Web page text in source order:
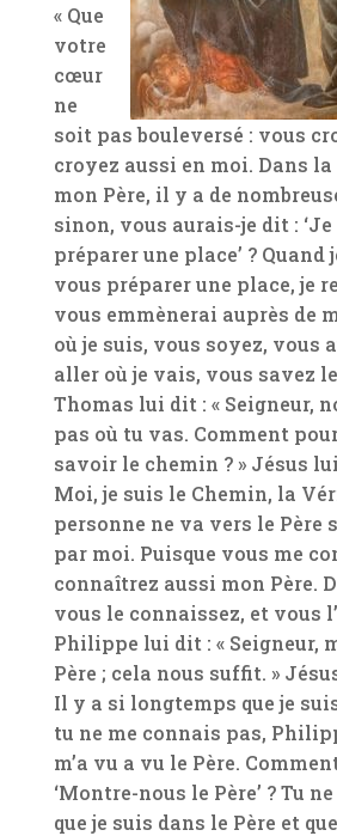
« Que
votre
cœur
ne
soit pas bouleversé : vous
croyez aussi en moi. Dans
mon Père, il y a de
sinon, vous aurais-je dit :
préparer une place’ ?
vous préparer une place, je
vous emmènerai auprès de
où je suis, vous soyez, vous
aller où je vais, vous savez
Thomas lui dit : « Seigneur,
pas où tu vas. Comment
savoir le chemin ? » Jésus
Moi, je suis le Chemin, la
personne ne va vers le Père
par moi. Puisque vous me
connaîtrez aussi mon Père.
vous le connaissez, et vous
Philippe lui dit : « Seigneur,
Père ; cela nous suffit. »
Il y a si longtemps que je
tu ne me connais pas,
m’a vu a vu le Père.
‘Montre-nous le Père’ ? Tu
que je suis dans le Père et